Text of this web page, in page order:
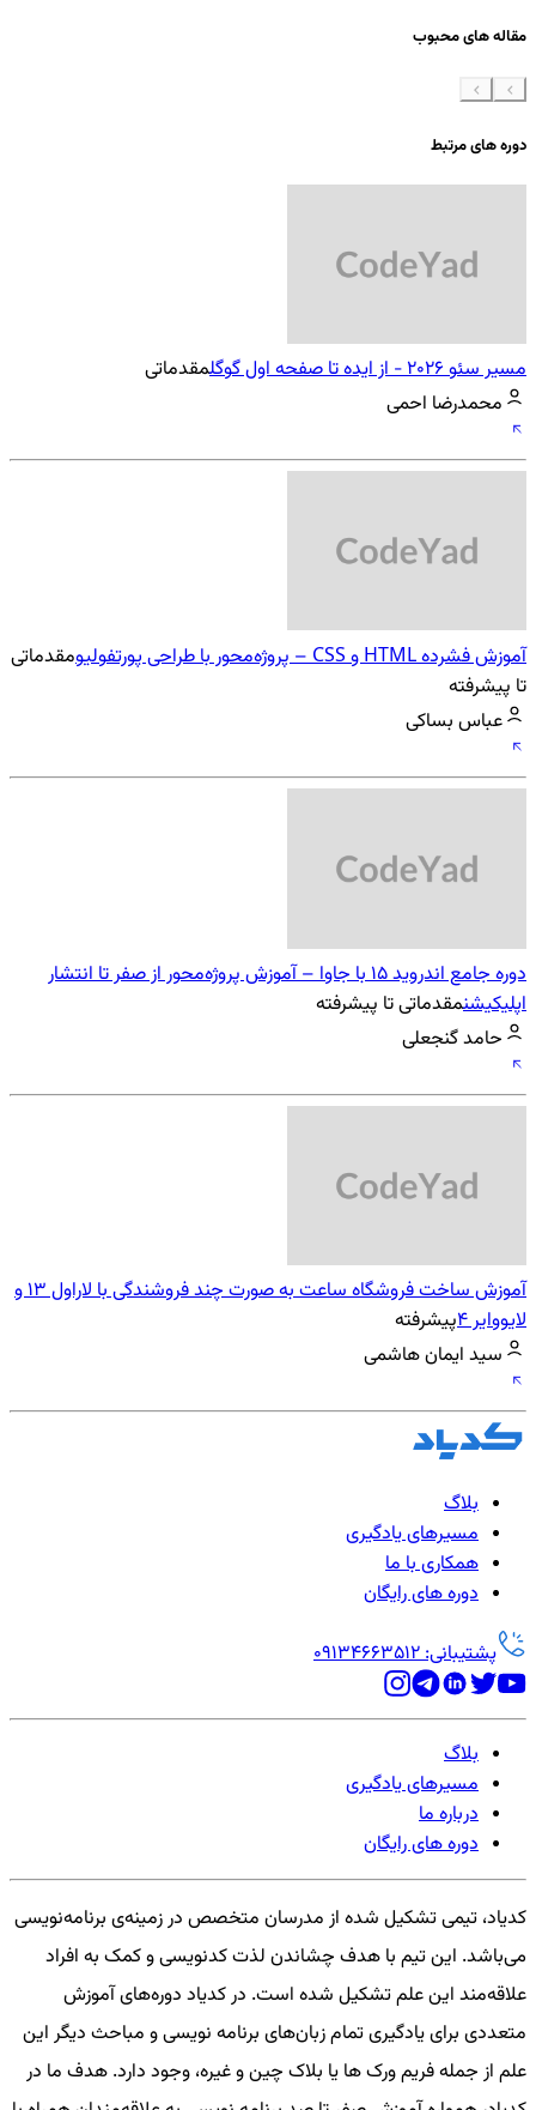
مقاله های محبوب
دوره های مرتبط
مسیر سئو 2026 - از ایده تا صفحه اول گوگل
مقدماتی
محمدرضا احمی
آموزش فشرده HTML و CSS – پروژه‌محور با طراحی پورتفولیو
مقدماتی
تا پیشرفته
عباس بساکی
دوره جامع اندروید 15 با جاوا – آموزش پروژه‌محور از صفر تا انتشار
اپلیکیشنمقدماتی تا پیشرفته
حامد گنجعلی
آموزش ساخت فروشگاه ساعت به صورت چند فروشندگی با لاراول 13 و
لایووایر 4 پیشرفته
سید ایمان هاشمی
بلاگ
مسیرهای یادگیری
همکاری با ما
دوره های رایگان
پشتیبانی: 09134663512
بلاگ
مسیرهای یادگیری
درباره ما
دوره های رایگان
کدیاد، تیمی تشکیل شده از مدرسان متخصص در زمینه‌ی برنامه‌نویسی
می‌باشد. این تیم با هدف چشاندن لذت کدنویسی و کمک به افراد
علاقه‌مند این علم تشکیل شده است. در کدیاد دوره‌های آموزش
متعددی برای یادگیری تمام زبان‌های برنامه نویسی و مباحث دیگر این
علم از جمله فریم ورک ها یا بلاک چین و غیره، وجود دارد. هدف ما در